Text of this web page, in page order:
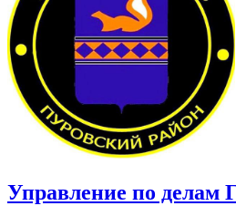
Управление по делам